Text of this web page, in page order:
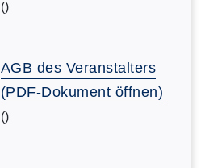
()
AGB des Veranstalters
(PDF-Dokument öffnen)
()